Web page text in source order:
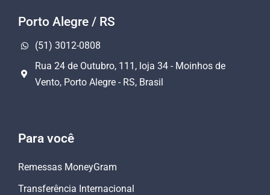
Porto Alegre / RS
(51) 3012-0808
Rua 24 de Outubro, 111, loja 34 - Moinhos de
Vento, Porto Alegre - RS, Brasil
Para você
Remessas MoneyGram
Transferência Internacional